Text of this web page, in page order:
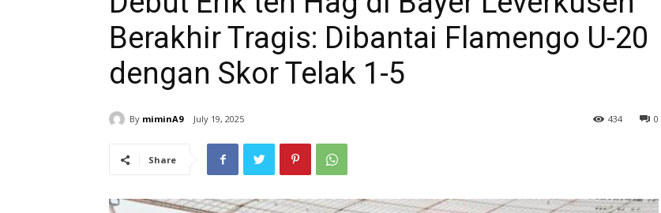
Berakhir Tragis: Dibantai Flamengo U-20
dengan Skor Telak 1-5
By miminA9 July 19, 2025 0
434
Share